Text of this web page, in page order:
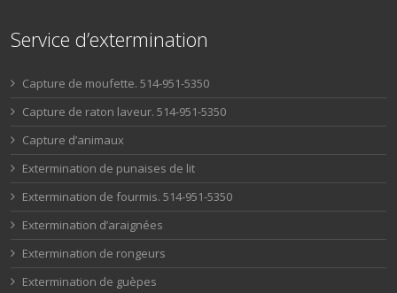
Service d’extermination
Capture de moufette. 514-951-5350
Capture de raton laveur. 514-951-5350
Capture d’animaux
Extermination de punaises de lit
Extermination de fourmis. 514-951-5350
Extermination d’araignées
Extermination de rongeurs
Extermination de guèpes